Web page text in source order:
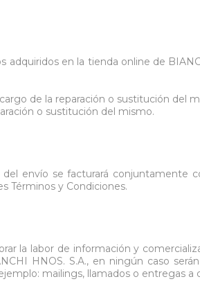
en la tienda online de
de la reparación o sustitución del
o sustitución del mismo.
envío se facturará conjuntamente
Términos y Condiciones.
la labor de información y
HNOS. S.A., en ningún caso
mailings, llamados o entregas a